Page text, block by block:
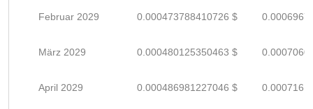
Februar 2029 0.000473788410726 $
März 2029 0.000480125350463 $
April 2029 0.000486981227046 $